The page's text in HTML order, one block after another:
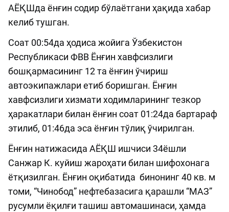
АЁҚШда ёнғин содир бўлаётгани ҳақида хабар
келиб тушган.
Соат 00:54да ҳодиса жойига Ўзбекистон
Республикаси ФВВ Ёнғин хавфсизлиги
бошқармасининг 12 та ёнғин ўчириш
автоэкипажлари етиб боришган. Ёнғин
хавфсизлиги хизмати ходимларининг тезкор
ҳаракатлари билан ёнғин соат 01:24да бартараф
этилиб, 01:46да эса ёнғин тўлиқ ўчирилган.
Ёнғин натижасида АЁҚШ ишчиси 34ёшли
Санжар К. куйиш жароҳати билан шифохонага
ётқизилган. Ёнғин оқибатида бинонинг 40 кв. м
томи, “Чинобод” нефтебазасига қарашли “МАЗ”
русумли ёқилғи ташиш автомашинаси, ҳамда